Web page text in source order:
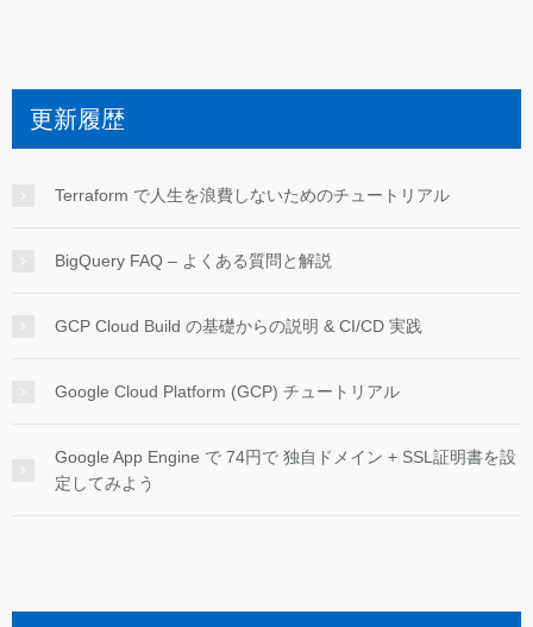
更新履歴
Terraform で人生を浪費しないためのチュートリアル
BigQuery FAQ – よくある質問と解説
GCP Cloud Build の基礎からの説明 & CI/CD 実践
Google Cloud Platform (GCP) チュートリアル
Google App Engine で 74円で 独自ドメイン + SSL証明書を設
定してみよう